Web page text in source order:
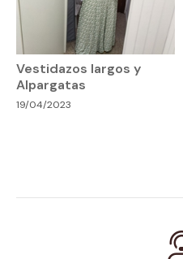
Vestidazos largos y
Alpargatas
19/04/2023